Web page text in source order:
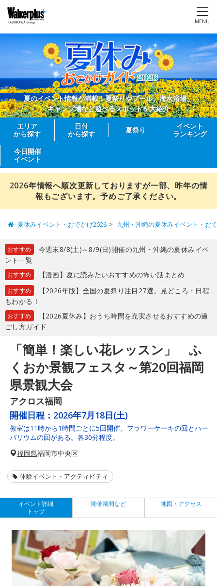
MENU
夏のイベント情報が満載！夏祭りやプール、海水浴場、
キャンプ場など遊べるスポットを大紹介
エリア
から探す
日付
から探す
夏祭り
イベント
ランキング
今日開催
イベント
2026年情報へ順次更新しておりますが一部、昨年の情
報もございます。予めご了承ください。
夏休みイベント・おでかけ2026 九州・沖縄の夏休みイベント・お
おすすめ
今週末8/8(土)～8/9(日)開催の九州・沖縄の夏休みイベ
ント一覧
おすすめ 【漫画】夏に読みたいおすすめの怖い話まとめ
おすすめ
【2026年版】全国の夏祭り注目27選。見どころ・日程
もわかる！
おすすめ
【2026夏休み】おうち時間を充実させるおすすめの過
ごし方ガイド
「簡単！楽しい花レッスン」 ふ
くおか景観フェスタ～第20回福岡
県景観大会
アクロス福岡
開催日程： 2026年7月18日(土)
教室は11時から1時間ごとに5回開催。フラワーケーキの回とハー
バリウムの回がある。各30分程度。
福岡県福岡市中央区
体験イベント・アクティビティ
イベント詳細
トップ
開催期間など 地図・アクセス